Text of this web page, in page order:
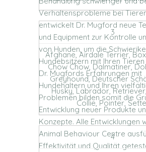
3
Afghane, Airdale Terrier,
Chow Chow, Dalmatiner,
Greyhound, Deutscher
Husky, Labrador,
Collie, Pointer,
4
Verhaltensprobleme bei
entwickelt Dr. Mugford neue
und Equipment zur Kontrolle
von Hunden, um die
Hundebsitzern mit Ihren Tieren
Dr. Mugfords Erfahrungen mit
Hundehaltern und Ihren
Problemen bilden somit die
Entwicklung neuer Produkte
Konzepte. Alle Entwicklungen
Animal Behaviour Centre
Effektivität und Qualität